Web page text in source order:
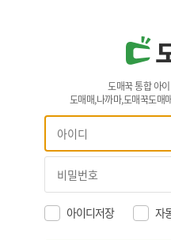
도매꾹 통합 아
도매매,나까마,도매꾹도매
아이디저장 자